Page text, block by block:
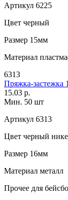
Артикул 6225
Цвет черный
Размер 15мм
Материал
6313
Пряжка-застежка
15.03 р.
Мин. 50 шт
Артикул 6313
Цвет черный
Размер 16мм
Материал металл
Прочее для